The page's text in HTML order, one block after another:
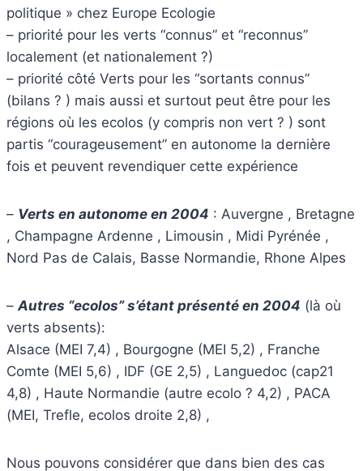
politique » chez Europe Ecologie
– priorité pour les verts “connus” et “reconnus”
localement (et nationalement ?)
– priorité côté Verts pour les “sortants connus”
(bilans ? ) mais aussi et surtout peut être pour les
régions où les ecolos (y compris non vert ? ) sont
partis “courageusement” en autonome la dernière
fois et peuvent revendiquer cette expérience
– Verts en autonome en 2004 : Auvergne , Bretagne
, Champagne Ardenne , Limousin , Midi Pyrénée ,
Nord Pas de Calais, Basse Normandie, Rhone Alpes
– Autres “ecolos” s’étant présenté en 2004 (là où
verts absents):
Alsace (MEI 7,4) , Bourgogne (MEI 5,2) , Franche
Comte (MEI 5,6) , IDF (GE 2,5) , Languedoc (cap21
4,8) , Haute Normandie (autre ecolo ? 4,2) , PACA
(MEI, Trefle, ecolos droite 2,8) ,
Nous pouvons considérer que dans bien des cas